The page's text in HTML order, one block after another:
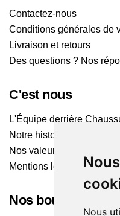
Nous
Contactez-nous
Conditions générales de
Livraison et retours
Des questions ? Nos
C'est nous
L'Équipe derrière
Notre histoire
Nos valeurs
Mentions légales
Nos boutiques